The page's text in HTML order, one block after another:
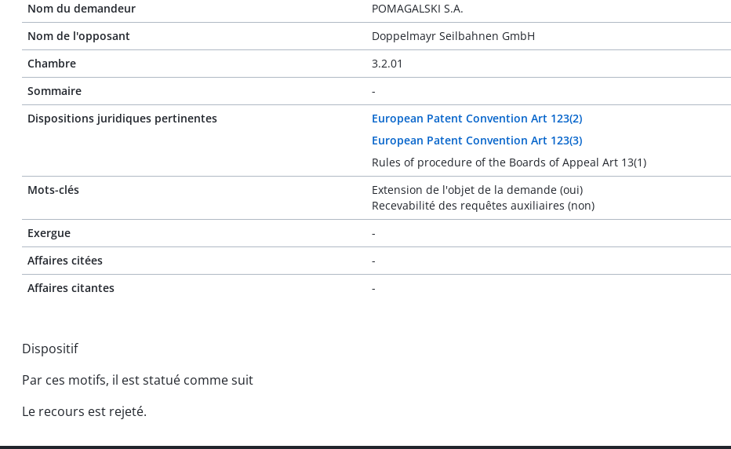
Nom du demandeur
POMAGALSKI S.A.
Nom de l'opposant
Doppelmayr Seilbahnen GmbH
Chambre
3.2.01
Sommaire
-
Dispositions juridiques pertinentes
European Patent Convention Art 123(2)
European Patent Convention Art 123(3)
Rules of procedure of the Boards of Appeal Art 13(1)
Mots-clés
Extension de l'objet de la demande (oui)
Recevabilité des requêtes auxiliaires (non)
Exergue
-
Affaires citées
-
Affaires citantes
-
Dispositif
Par ces motifs, il est statué comme suit
Le recours est rejeté.